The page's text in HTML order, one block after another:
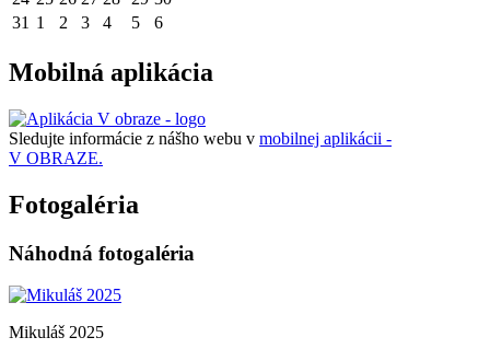
31 1 2 3 4 5 6
Mobilná aplikácia
Sledujte informácie z nášho webu v mobilnej aplikácii -
V OBRAZE.
Fotogaléria
Náhodná fotogaléria
Mikuláš 2025